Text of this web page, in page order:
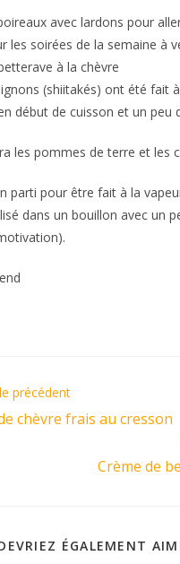
avec lardons pour
les soirées de la semaine à
à la chèvre
(shiitakés) ont été fait
début de cuisson et un peu
les pommes de terre et les
parti pour être fait à la
dans un bouillon avec un
précédent
chèvre frais au cresson
Crème de
ÉGALEMENT